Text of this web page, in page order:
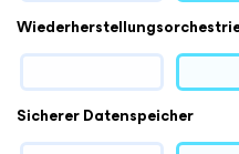
Sicherer Datenspeicher